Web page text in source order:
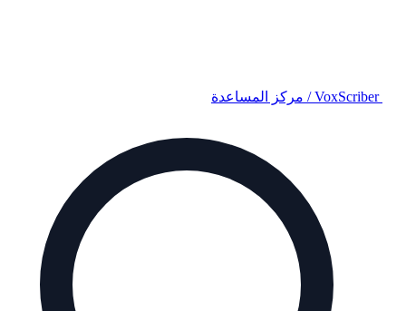
VoxScriber
/ مركز المساعدة